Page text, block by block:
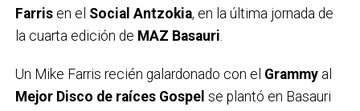
Farrisen el Social Antzokia, en la última jornada de
la cuarta edición de MAZ Basauri
Un Mike Farris recién galardonado con el Grammyal
Mejor Disco de raíces Gospel se plantó en Basauri